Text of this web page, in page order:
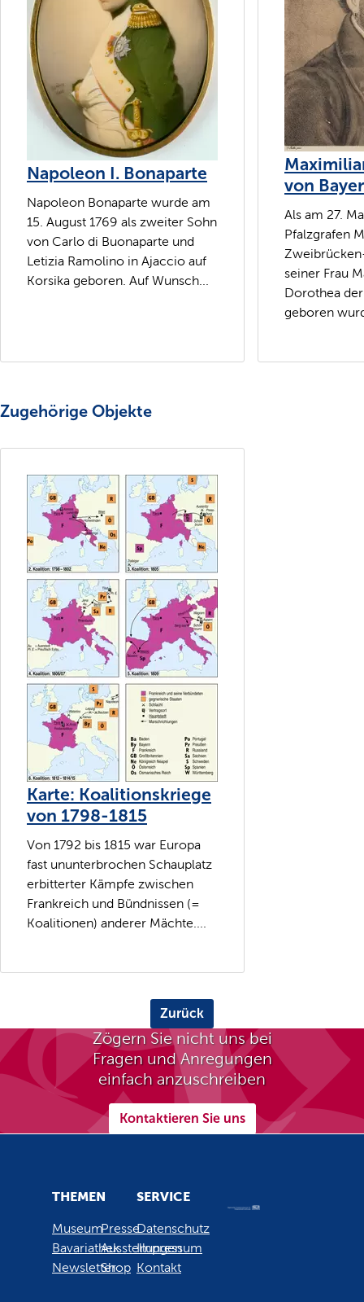
Napoleon I. Bonaparte
Napoleon Bonaparte wurde am
15. August 1769 als zweiter Sohn
von Carlo di Buonaparte und
Letizia Ramolino in Ajaccio auf
Korsika geboren. Auf Wunsch...
von
Als am 27.
Pfalzgrafen
seiner Frau
Dorothea
geboren
Zugehörige Objekte
Karte: Koalitionskriege
von 1798-1815
Von 1792 bis 1815 war Europa
fast ununterbrochen Schauplatz
erbitterter Kämpfe zwischen
Frankreich und Bündnissen (=
Koalitionen) anderer Mächte....
Zurück
Zögern Sie nicht uns bei
Fragen und Anregungen
einfach anzuschreiben
Kontaktieren Sie uns
THEMEN
Museum
Bavariathek
Newsletter
Presse
Ausstellungen
Shop
SERVICE
Datenschutz
Impressum
Kontakt